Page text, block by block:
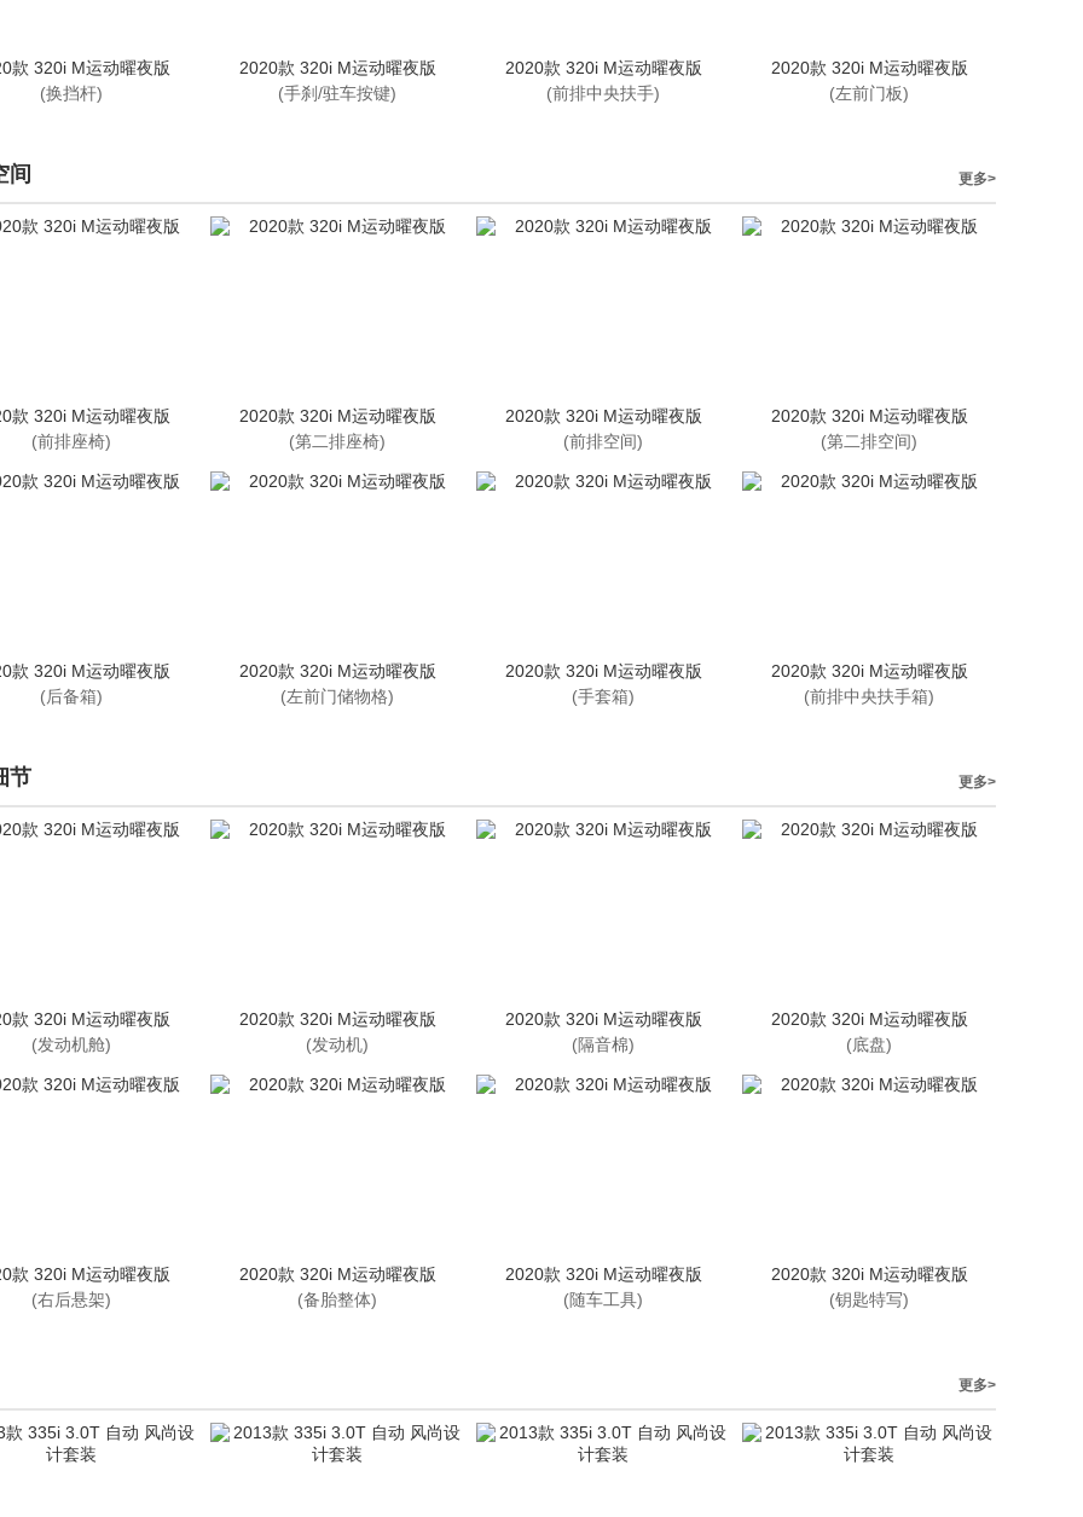
款 320i M运动曜夜版
(换挡杆)
2020款 320i M运动曜夜版
(手刹/驻车按键)
2020款 320i M运动曜夜版
(前排中央扶手)
2020款 320i M运动曜夜版
(左前门板)
间 更多>
款 320i M运动曜夜版
(前排座椅)
2020款 320i M运动曜夜版
(第二排座椅)
2020款 320i M运动曜夜版
(前排空间)
2020款 320i M运动曜夜版
(第二排空间)
款 320i M运动曜夜版
(后备箱)
2020款 320i M运动曜夜版
(左前门储物格)
2020款 320i M运动曜夜版
(手套箱)
2020款 320i M运动曜夜版
(前排中央扶手箱)
节 更多>
款 320i M运动曜夜版
(发动机舱)
2020款 320i M运动曜夜版
(发动机)
2020款 320i M运动曜夜版
(隔音棉)
2020款 320i M运动曜夜版
(底盘)
款 320i M运动曜夜版
(右后悬架)
2020款 320i M运动曜夜版
(备胎整体)
2020款 320i M运动曜夜版
(随车工具)
2020款 320i M运动曜夜版
(钥匙特写)
更多>